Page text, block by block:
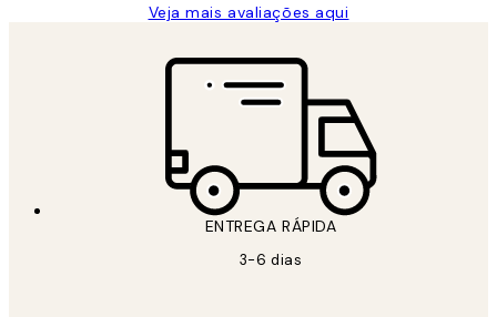
Veja mais avaliações aqui
ENTREGA RÁPIDA
3-6 dias